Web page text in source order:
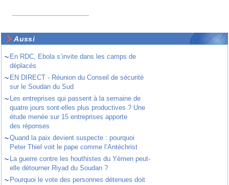
Aussi
~ En RDC, Ebola s’invite dans les camps de
déplacés
~ EN DIRECT - Réunion du Conseil de sécurité
sur le Soudan du Sud
~ Les entreprises qui passent à la semaine de
quatre jours sont-elles plus productives ? Une
étude menée sur 15 entreprises apporte
des réponses
~Quand la paix devient suspecte : pourquoi
Peter Thiel voit le pape comme l’Antéchrist
~ La guerre contre les houthistes du Yémen peut-
elle détourner Riyad du Soudan ?
~ Pourquoi le vote des personnes détenues doit